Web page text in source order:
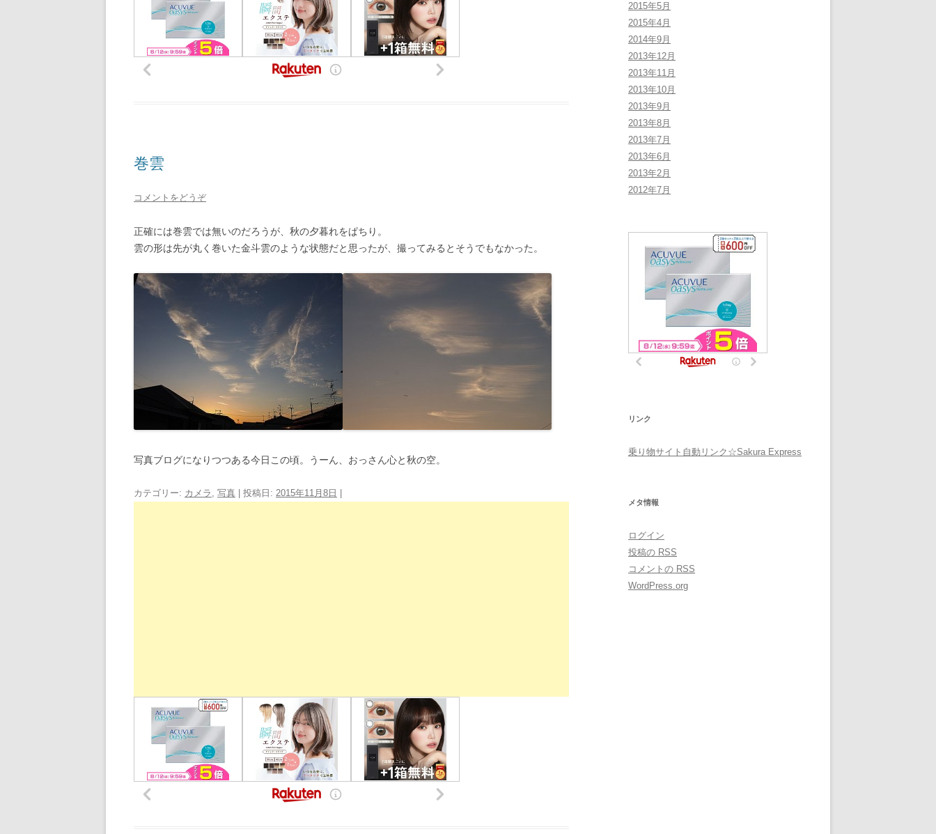
巻雲
コメントをどうぞ
正確には巻雲では無いのだろうが、秋の夕暮れをぱちり。
雲の形は先が丸く巻いた金斗雲のような状態だと思ったが、撮ってみるとそうでもなかった。
写真ブログになりつつある今日この頃。うーん、おっさん心と秋の空。
カテゴリー: カメラ , 写真 | 投稿日: 2015年11月8日
2015年5月
2015年4月
2014年9月
2013年12月
2013年11月
2013年10月
2013年9月
2013年8月
2013年7月
2013年6月
2013年2月
2012年7月
リンク
乗り物サイト自動リンク☆Sakura Express
メタ情報
ログイン
投稿の RSS
コメントの RSS
WordPress.org